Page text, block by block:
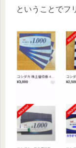
ということでフ